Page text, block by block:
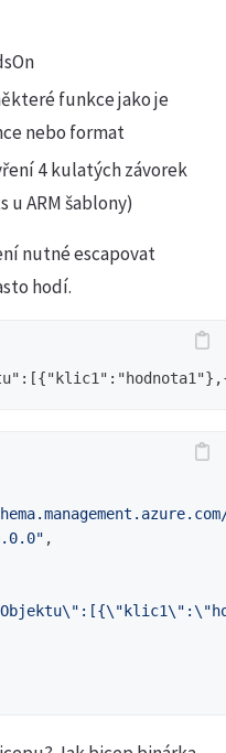
funkce jako je
nebo format
4 kulatých závorek
ARM šablony)
nutné escapovat
hodí.
,
\" :[{\"klic1\" :\"